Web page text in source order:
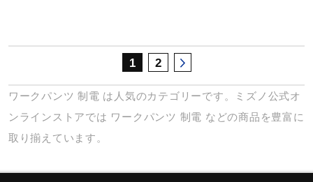
1 2
ワークパンツ 制電 は人気のカテゴリーです。ミズノ公式オ
ンラインストアでは ワークパンツ 制電 などの商品を豊富に
取り揃えています。